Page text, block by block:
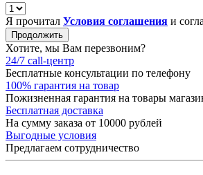
Я прочитал Условия соглашения и
Продолжить
Хотите, мы Вам перезвоним?
24/7 call-центр
Бесплатные консультации по телефону
100% гарантия на товар
Пожизненная гарантия на товары
Бесплатная доставка
На сумму заказа от 10000 рублей
Выгодные условия
Предлагаем сотрудничество